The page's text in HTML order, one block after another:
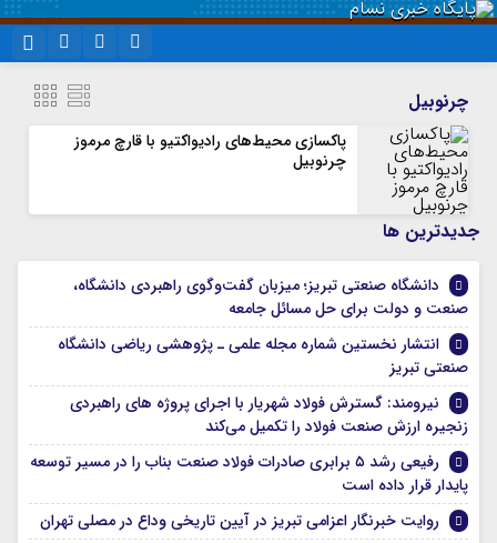
سروش
ایتا
آپارات
رمز عبور
چرنوبیل
پاکسازی محیط‌های رادیواکتیو با قارچ مرموز
چرنوبیل
جديدترين ها
دانشگاه صنعتی تبریز؛ میزبان گفت‌وگوی راهبردی دانشگاه،
صنعت و دولت برای حل مسائل جامعه
انتشار نخستین شماره مجله علمی ـ پژوهشی ریاضی دانشگاه
صنعتی تبریز
نیرومند: گسترش فولاد شهریار با اجرای پروژه های راهبردی
زنجیره ارزش صنعت فولاد را تکمیل می‌کند
رفیعی رشد ۵ برابری صادرات فولاد صنعت بناب را در مسیر توسعه
پایدار قرار داده است
روایت خبرنگار اعزامی تبریز در آیین تاریخی وداع در مصلی تهران